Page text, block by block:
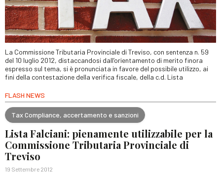
La Commissione Tributaria Provinciale di Treviso, con sentenza n. 59
del 10 luglio 2012, distaccandosi dall’orientamento di merito finora
espresso sul tema, si è pronunciata in favore del possibile utilizzo, ai
fini della contestazione della verifica fiscale, della c.d. Lista
FLASH NEWS
Tax Compliance, accertamento e sanzioni
Lista Falciani: pienamente utilizzabile per la
Commissione Tributaria Provinciale di
Treviso
19 Settembre 2012